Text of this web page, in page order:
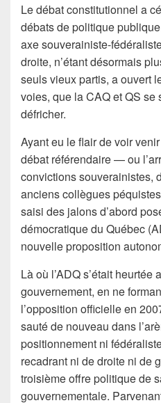
Le débat constitutionnel a
débats de politique
axe souverainiste-
droite, n’étant désormais
seuls vieux partis, a ouvert
voies, que la CAQ et QS se
défricher.
Ayant eu le flair de voir
débat référendaire — ou
convictions souverainistes,
anciens collègues
saisi des jalons d’abord
démocratique du Québec
nouvelle proposition
Là où l’ADQ s’était heurtée
gouvernement, en ne
l’opposition officielle en
sauté de nouveau dans
positionnement ni
recadrant ni de droite ni de
troisième offre politique de
gouvernementale.